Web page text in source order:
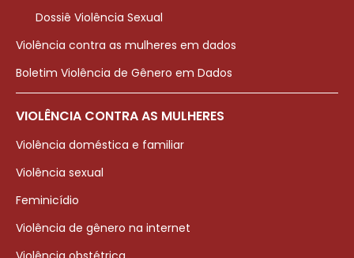
Dossiê Violência Sexual
Violência contra as mulheres em dados
Boletim Violência de Gênero em Dados
VIOLÊNCIA CONTRA AS MULHERES
Violência doméstica e familiar
Violência sexual
Feminicídio
Violência de gênero na internet